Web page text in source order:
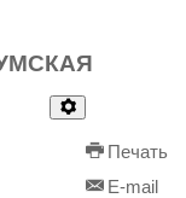
Печать
E-mail